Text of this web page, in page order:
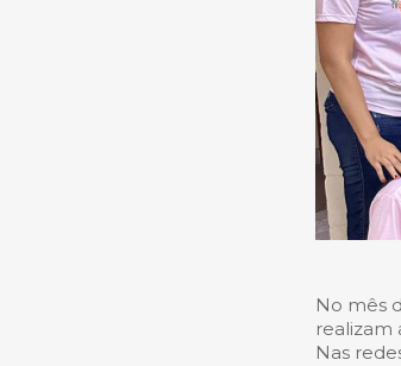
No mês
realizam
Nas